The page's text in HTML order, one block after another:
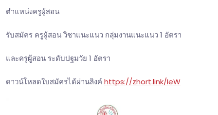
ตำแหน่งครูผู้สอน
รับสมัคร ครูผู้สอน วิชาแนะแนว กลุ่มงานแนะแนว 1 อัตรา
และครูผู้สอน ระดับปฐมวัย 1 อัตรา
ดาวน์โหลดใบสมัครได้ผ่านลิงค์https://zhort.link/IeW